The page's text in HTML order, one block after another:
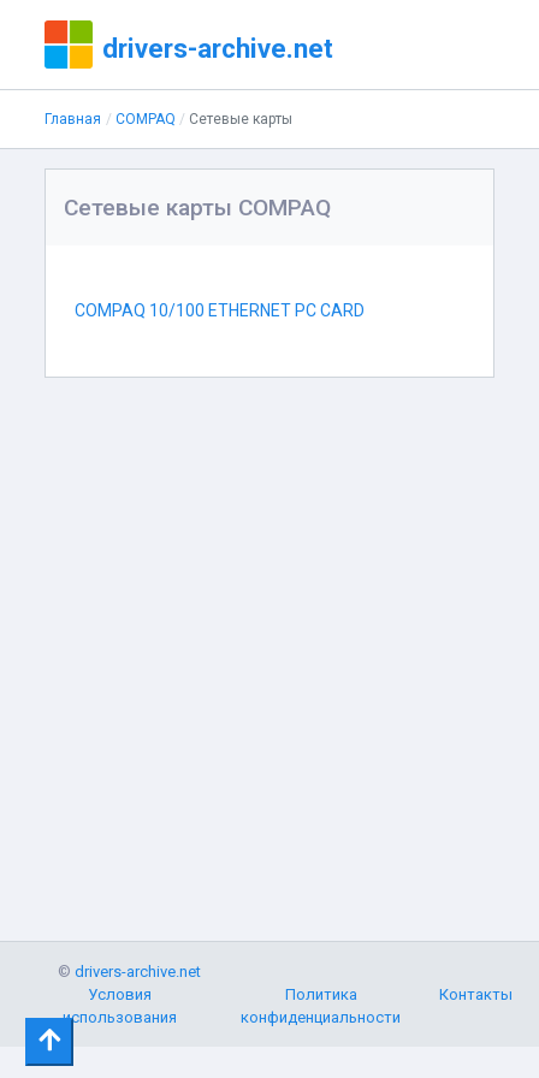
drivers-archive.net
Главная COMPAQ Сетевые карты
Сетевые карты COMPAQ
COMPAQ 10/100 ETHERNET PC CARD
©drivers-archive.net
Условия
использования
Политика
конфиденциальности
Контакты